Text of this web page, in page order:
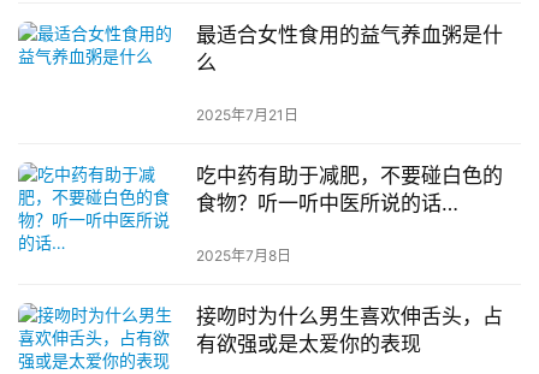
最适合女性食用的益气养血粥是什
么
2025年7月21日
吃中药有助于减肥，不要碰白色的
食物？听一听中医所说的话…
2025年7月8日
接吻时为什么男生喜欢伸舌头，占
有欲强或是太爱你的表现